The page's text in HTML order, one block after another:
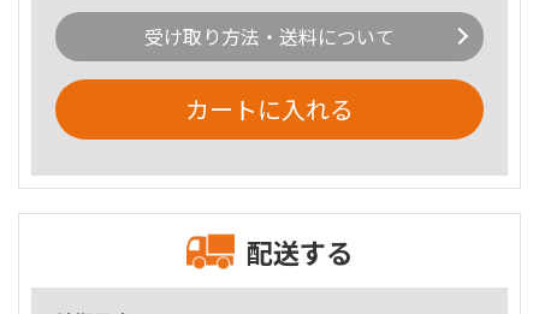
受け取り方法・送料について
カートに入れる
配送する